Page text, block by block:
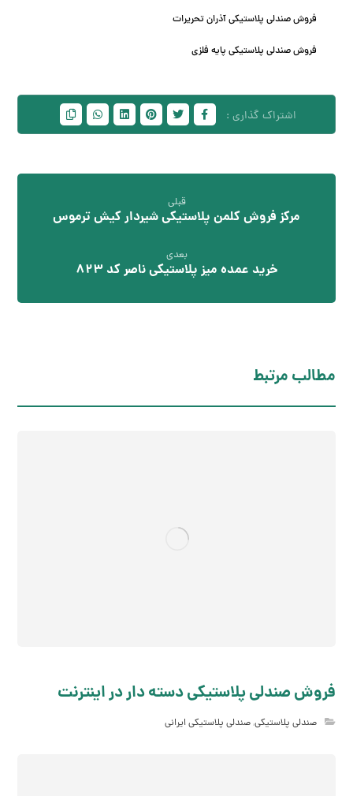
فروش صندلی پلاستیکی آذران تحریرات
فروش صندلی پلاستیکی پایه فلزی
قبلی
مرکز فروش کلمن پلاستیکی شیردار کیش ترموس
بعدی
خرید عمده میز پلاستیکی ناصر کد 823
مطالب مرتبط
فروش صندلی پلاستیکی دسته دار در اینترنت
صندلی پلاستیکی,صندلی پلاستیکی ایرانی